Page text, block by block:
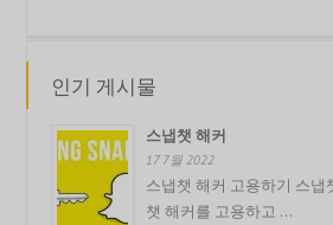
인기 게시물
스냅챗 해커
17 7월 2022
스냅챗 해커 고용하기 스냅
챗 해커를 고용하고 ...